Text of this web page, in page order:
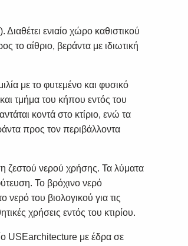
ενιαίο χώρο καθιστικού
το αίθριο, βεράντα με ιδιωτική
με το φυτεμένο και φυσικό
τμήμα του κήπου εντός του
κοντά στο κτίριο, ενώ τα
προς τον περιβάλλοντα
ζεστού νερού χρήσης. Τα λύματα
Το βρόχινο νερό
νερό του βιολογικού για τις
χρήσεις εντός του κτιρίου.
USEarchitecture με έδρα σε